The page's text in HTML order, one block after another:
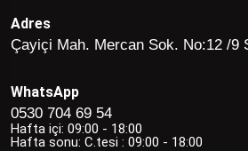
Adres
Çayiçi Mah. Mercan Sok. No:12 /9
WhatsApp
0530 704 69 54
Hafta içi: 09:00 - 18:00
Hafta sonu: C.tesi : 09:00 - 18:00